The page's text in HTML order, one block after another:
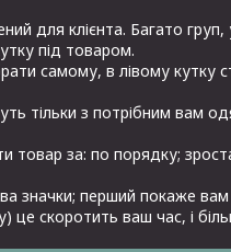
для клієнта. Багато
під товаром.
самому, в лівому кутку
тільки з потрібним вам
товар за: по порядку;
значки; перший покаже
це скоротить ваш час, і